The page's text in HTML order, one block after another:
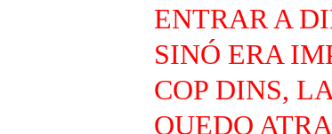
ENTRAR A
SINÓ ERA
COP DINS,
QUEDO